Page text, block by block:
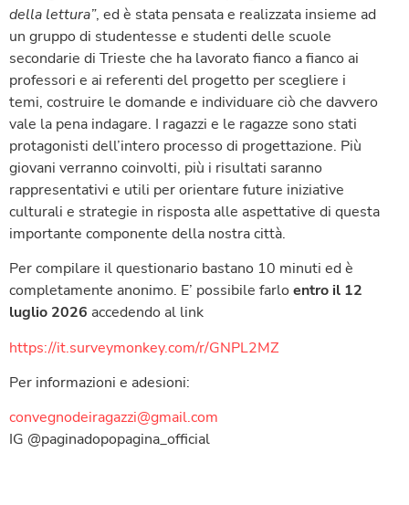
della lettura”, ed è stata pensata e realizzata insieme ad
un gruppo di studentesse e studenti delle scuole
secondarie di Trieste che ha lavorato fianco a fianco ai
professori e ai referenti del progetto per scegliere i
temi, costruire le domande e individuare ciò che davvero
vale la pena indagare. I ragazzi e le ragazze sono stati
protagonisti dell’intero processo di progettazione. Più
giovani verranno coinvolti, più i risultati saranno
rappresentativi e utili per orientare future iniziative
culturali e strategie in risposta alle aspettative di questa
importante componente della nostra città.
Per compilare il questionario bastano 10 minuti ed è
completamente anonimo. E’ possibile farlo entro il 12
luglio 2026 accedendo al link
https://it.surveymonkey.com/r/GNPL2MZ
Per informazioni e adesioni:
convegnodeiragazzi@gmail.com
IG @paginadopopagina_official